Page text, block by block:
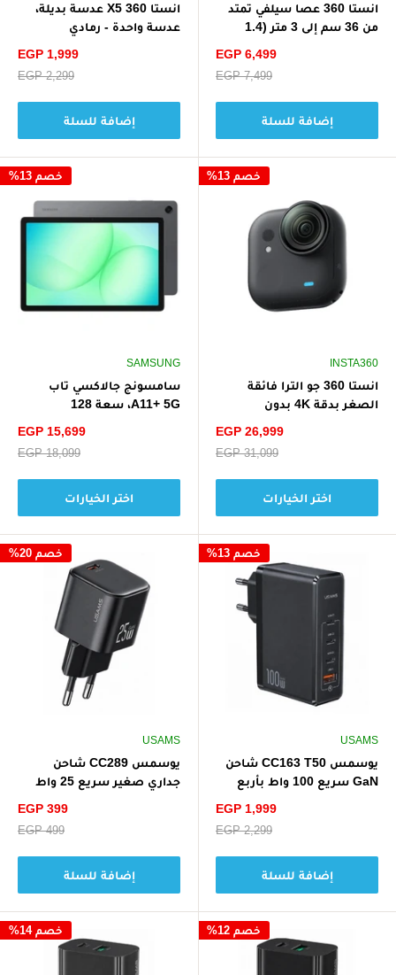
انستا 360 عصا سيلفي تمتد
من 36 سم إلى 3 متر (1.4
سعر
EGP 6,499
سعر
EGP 7,499
إضافة للسلة
انستا 360 X5 عدسة بديلة،
عدسة واحدة - رمادي
سعر
EGP 1,999
سعر
EGP 2,299
إضافة للسلة
خصم 13%
INSTA360
انستا 360 جو الترا فائقة
الصغر بدقة 4K بدون
سعر
EGP 26,999
سعر
EGP 31,099
اختر الخيارات
خصم 13%
SAMSUNG
سامسونج جالاكسي تاب
A11+ 5G، سعة 128
سعر
EGP 15,699
سعر
EGP 18,099
اختر الخيارات
خصم 13%
USAMS
يوسمس CC163 T50 شاحن
GaN سريع 100 واط بأربع
سعر
EGP 1,999
سعر
EGP 2,299
إضافة للسلة
خصم 20%
USAMS
يوسمس CC289 شاحن
جداري صغير سريع 25 واط
سعر
EGP 399
سعر
EGP 499
إضافة للسلة
خصم 12% خصم 14%